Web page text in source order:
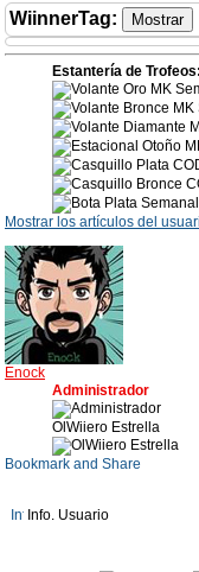
WiinnerTag:
Estantería de Trofeos:
Mostrar los artículos del
Enock
Administrador
OlWiiero Estrella
Info. Usuario